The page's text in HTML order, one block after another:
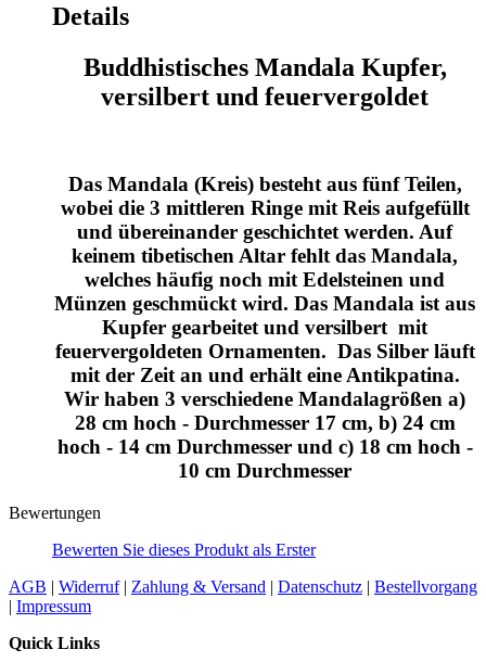
Details
Buddhistisches Mandala Kupfer,
versilbert und feuervergoldet
Das Mandala (Kreis) besteht aus fünf Teilen,
wobei die 3 mittleren Ringe mit Reis aufgefüllt
und übereinander geschichtet werden. Auf
keinem tibetischen Altar fehlt das Mandala,
welches häufig noch mit Edelsteinen und
Münzen geschmückt wird. Das Mandala ist aus
Kupfer gearbeitet und versilbert mit
feuervergoldeten Ornamenten. Das Silber läuft
mit der Zeit an und erhält eine Antikpatina.
Wir haben 3 verschiedene Mandalagrößen a)
28 cm hoch - Durchmesser 17 cm, b) 24 cm
hoch - 14 cm Durchmesser und c) 18 cm hoch -
10 cm Durchmesser
Bewertungen
Bewerten Sie dieses Produkt als Erster
AGB | Widerruf| Zahlung & Versand | Datenschutz | Bestellvorgang
| Impressum
Quick Links